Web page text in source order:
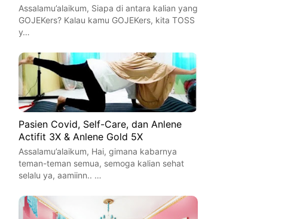
Assalamu’alaikum, Siapa di antara kalian yang
GOJEKers? Kalau kamu GOJEKers, kita TOSS
y…
Pasien Covid, Self-Care, dan Anlene
Actifit 3X & Anlene Gold 5X
Assalamu’alaikum, Hai, gimana kabarnya
teman-teman semua, semoga kalian sehat
selalu ya, aamiinn.. …